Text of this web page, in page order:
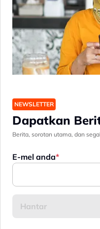
NEWSLETTER
Dapatkan
Berita, sorotan utama, dan
E-mel anda